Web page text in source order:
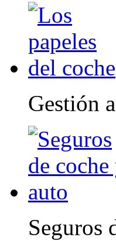
Gestión
Seguros